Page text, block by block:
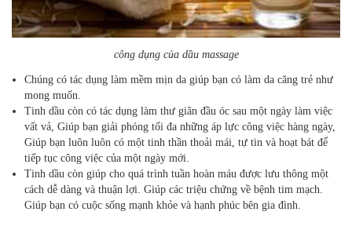
công dụng của dầu massage
Chúng có tác dụng làm mềm mịn da giúp bạn có làm da căng trẻ như
mong muốn.
Tinh dầu còn có tác dụng làm thư giãn đầu óc sau một ngày làm việc
vất vả, Giúp bạn giải phóng tối đa những áp lực công việc hàng ngày,
Giúp bạn luôn luôn có một tinh thần thoải mái, tự tin và hoạt bát để
tiếp tục công việc của một ngày mới.
Tinh dầu còn giúp cho quá trình tuần hoàn máu được lưu thông một
cách dễ dàng và thuận lợi. Giúp các triệu chứng về bệnh tim mạch.
Giúp bạn có cuộc sống mạnh khỏe và hạnh phúc bên gia đình.